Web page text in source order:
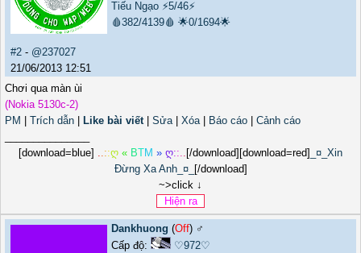
Tiếu Ngạo ⚡5/46⚡
🩸382/4139🩸 🌟0/1694🌟
#2 - @237027
21/06/2013 12:51
Chơi qua màn ùi
(Nokia 5130c-2)
PM
Trích dẫn Like bài viết| Sửa| Xóa| Báo cáo
Cảnh cáo
[download=blue] ..::ღ « BTM » ღ::.. [/download][download=red]
_¤_Xin
Đừng Xa Anh_¤_ [/download]
~>click ↓
Dankhuong (Off) ♂️
Cấp độ:
♡972♡